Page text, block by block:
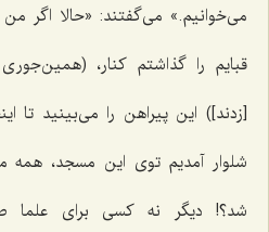
می‌خوانیم.» می‌گفتند: «حالا اگر من
قبایم را گذاشتم کنار،
[زدند]) این پیراهن را می‌بینید
شلوار آمدیم توی این مسجد، همه
شد؟! دیگر نه کسی برای علما